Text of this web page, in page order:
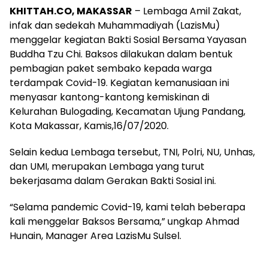
KHITTAH.CO, MAKASSAR – Lembaga Amil Zakat,
infak dan sedekah Muhammadiyah (LazisMu)
menggelar kegiatan Bakti Sosial Bersama Yayasan
Buddha Tzu Chi. Baksos dilakukan dalam bentuk
pembagian paket sembako kepada warga
terdampak Covid-19. Kegiatan kemanusiaan ini
menyasar kantong-kantong kemiskinan di
Kelurahan Bulogading, Kecamatan Ujung Pandang,
Kota Makassar, Kamis,16/07/2020.
Selain kedua Lembaga tersebut, TNI, Polri, NU, Unhas,
dan UMI, merupakan Lembaga yang turut
bekerjasama dalam Gerakan Bakti Sosial ini.
“Selama pandemic Covid-19, kami telah beberapa
kali menggelar Baksos Bersama,” ungkap Ahmad
Hunain, Manager Area LazisMu Sulsel.